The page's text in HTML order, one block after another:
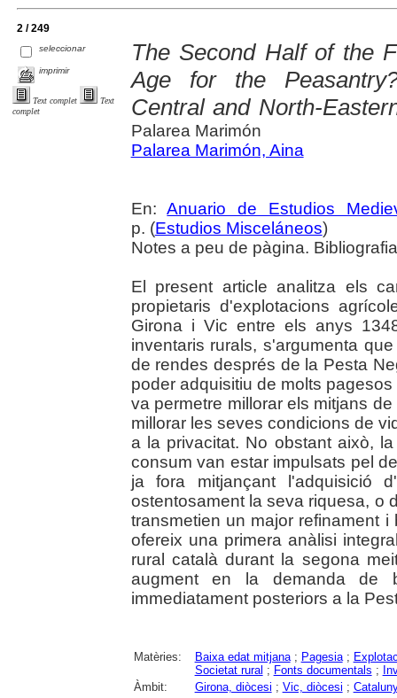
2 / 249
seleccionar
imprimir
Text complet
Text
complet
The Second Half of the
Age for the
Central and North-
Palarea Marimón
Palarea Marimón, Aina
En:Anuario de Estudios
p. (Estudios Misceláneos)
Notes a peu de pàgina.
El present article analitza els
propietaris d'explotacions
Girona i Vic entre els anys
inventaris rurals, s'argumenta
de rendes després de la Pesta
poder adquisitiu de molts
va permetre millorar els mitjans
millorar les seves condicions de
a la privacitat. No obstant això,
consum van estar impulsats pel
ja fora mitjançant l'adquisició
ostentosament la seva riquesa, o
transmetien un major refinament
ofereix una primera anàlisi
rural català durant la segona
augment en la demanda de
immediatament posteriors a la
Matèries: Baixa edat mitjana; Pagesia;
Societat rural ; Fonts documentals ;
Àmbit:
Girona, diòcesi ; Vic, diòcesi ;